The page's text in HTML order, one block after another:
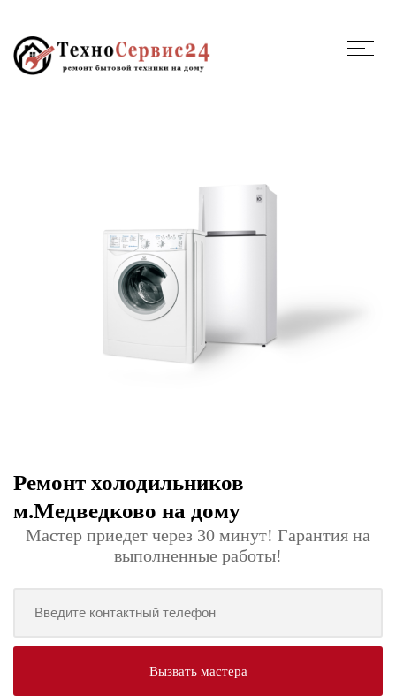
Ремонт холодильников
м.Медведково на дому
Мастер приедет через 30 минут! Гарантия на